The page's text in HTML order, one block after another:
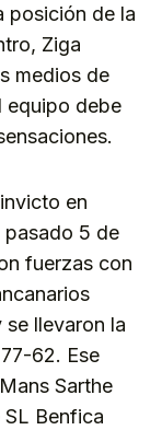
posición de la
Ziga
medios de
equipo debe
en
pasado 5 de
fuerzas con
llevaron la
62. Ese
Sarthe
Benfica